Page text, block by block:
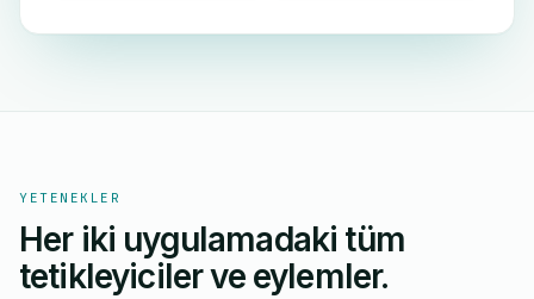
YETENEKLER
Her iki uygulamadaki tüm
tetikleyiciler ve eylemler.